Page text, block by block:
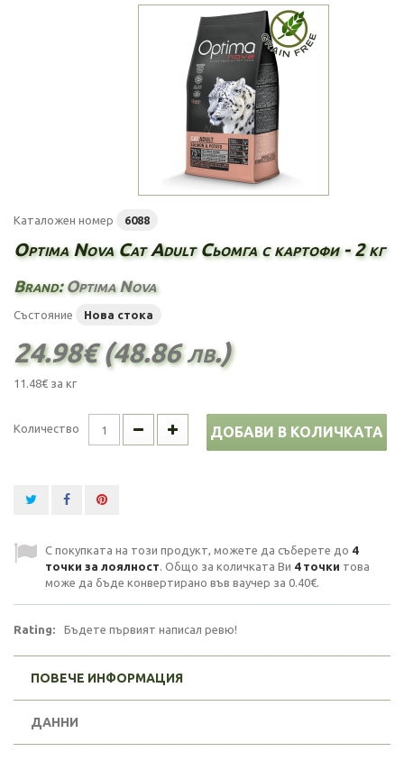
Каталожен номер 6088
Optima Nova Cat Adult Сьомга с картофи - 2 кг
Brand:Optima Nova
Състояние Нова стока
24.98€ (48.86 лв.)
11.48€ за кг
Количество ДОБАВИ В КОЛИЧКАТА
С покупката на този продукт, можете да съберете до 4
точки за лоялност. Общо за количката Ви 4точки това
може да бъде конвертирано във ваучер за 0.40€.
Rating: Бъдете първият написал ревю!
ПОВЕЧЕ ИНФОРМАЦИЯ
ДАННИ